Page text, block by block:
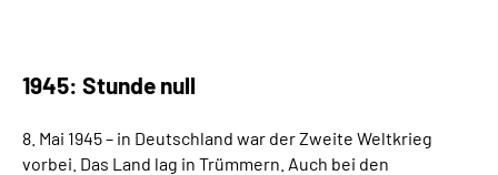
1945: Stunde null
8. Mai 1945 – in Deutschland war der Zweite Weltkrieg
vorbei. Das Land lag in Trümmern. Auch bei den